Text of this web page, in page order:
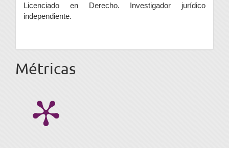
Licenciado en Derecho. Investigador jurídico
independiente.
Métricas